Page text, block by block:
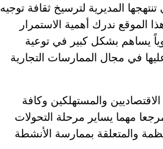
المديرية لترسيخ ثقافة توجيه
الموقع ندرك أهمية الاستمرار
يساهم بشكل كبير في توعية
في مجال الممارسات التجارية
والمستهلكين وكافة
مهما يساير مرحلة التحولات
والمتعلقة بممارسة الأنشطة